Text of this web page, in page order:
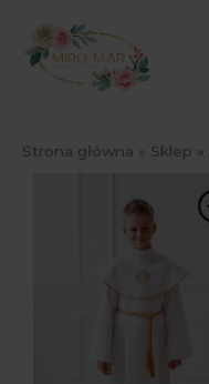
Strona główna » Sklep »